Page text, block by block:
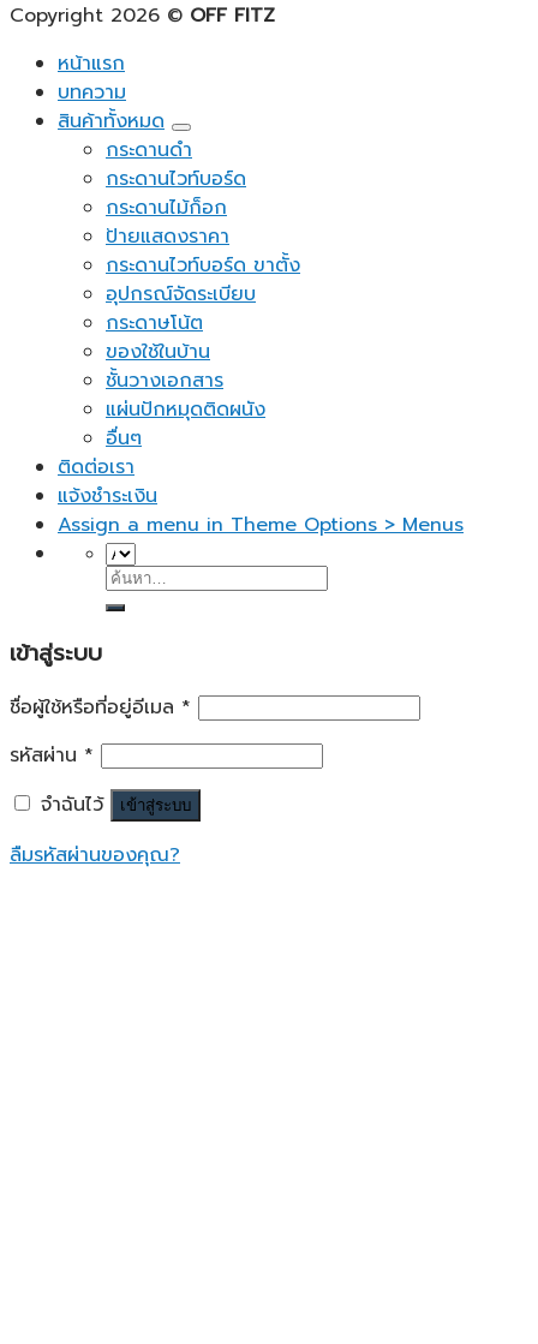
Copyright 2026 © OFF FITZ
หน้าแรก
บทความ
สินค้าทั้งหมด
กระดานดำ
กระดานไวท์บอร์ด
กระดานไม้ก็อก
ป้ายแสดงราคา
กระดานไวท์บอร์ด ขาตั้ง
อุปกรณ์จัดระเบียบ
กระดาษโน้ต
ของใช้ในบ้าน
ชั้นวางเอกสาร
แผ่นปักหมุดติดผนัง
อื่นๆ
ติดต่อเรา
แจ้งชำระเงิน
Assign a menu in Theme Options > Menus
ค้นหา:
เข้าสู่ระบบ
ชื่อผู้ใช้หรือที่อยู่อีเมล *
รหัสผ่าน *
จำฉันไว้
เข้าสู่ระบบ
ลืมรหัสผ่านของคุณ?